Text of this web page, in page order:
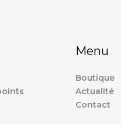
Menu
Boutique
Actualité
Contact